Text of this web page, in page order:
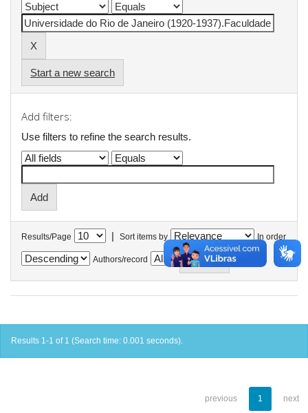
Start a new search
Add filters:
Use filters to refine the search results.
Results/Page | Sort items by In order
Authors/record
Results 1-1 of 1 (Search time: 0.001 seconds).
previous 1 next